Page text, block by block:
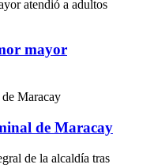
mayor
de Maracay